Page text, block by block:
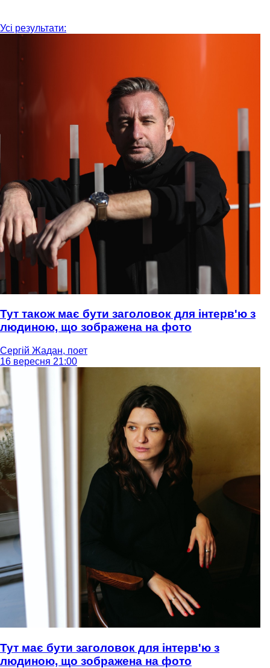
Усі результати:
Тут також має бути заголовок для інтерв'ю з
людиною, що зображена на фото
Сергій Жадан, поет
16 вересня 21:00
Тут має бути заголовок для інтерв'ю з
людиною, що зображена на фото